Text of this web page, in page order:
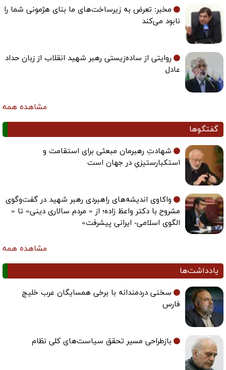
مخبر: تعرض به زیرساخت‌های ما بنای هژمونی شما را
نابود می‌کند
روایتی از ساده‌زیستی رهبر شهید انقلاب از زبان حداد
عادل
مشاهده همه
گفتگوها
شهادتِ رهبرمان مبعثی برای استقامت و
استکبارستیزیِ در جهان است
واکاوی اندیشه‌های راهبردی رهبر شهید در گفت‌وگوی
مشروح با دکتر واعظ زاده؛ از « مردم سالاری دینی» تا «
الگوی اسلامی- ایرانی پیشرفت»
مشاهده همه
یادداشت‌ها
سخنی دردمندانه با برخی همسایگان عرب خلیج
فارس
بازطراحی مسیر تحقق سیاست‌های کلی نظام